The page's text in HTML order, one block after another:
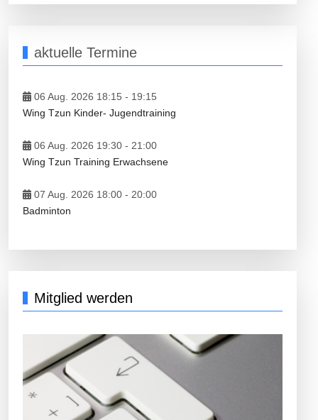
aktuelle Termine
06 Aug. 2026 18:15 - 19:15
Wing Tzun Kinder- Jugendtraining
06 Aug. 2026 19:30 - 21:00
Wing Tzun Training Erwachsene
07 Aug. 2026 18:00 - 20:00
Badminton
Mitglied werden